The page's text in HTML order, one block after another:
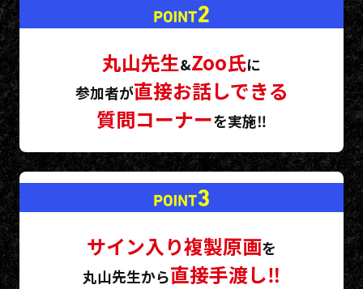
※お客様都合によるチケットキャンセルは受け付けておりませ
※イベント当日のチケット販売はございません。
※いかなる場合でもチケットの再発行はいたしかねます。
※入場チケットは1枚につき、チケットに記載された利用登録
者1名様1回限り有効です。同伴者の入場は不可となります。
ご参照ください。
https://t.livepocket.jp/help/about
※イベント内にて配布予定の複製原画・オリジナルコースター
致します。
※いかなる機材による写真撮影、動画撮影、録音行為は禁止し
※トラブルや出演者の都合により、予告無くイベント内容が変
丸山先生&Zoo氏に
参加者が直接お話しできる
質問コーナーを実施‼
サイン入り複製原画を
丸山先生から直接手渡し‼